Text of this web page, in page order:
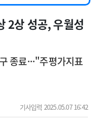
차) 모집
상의사 채용
2상 성공, 우월성
종료···"주평가지표
기사입력 2025.05.07 16:42